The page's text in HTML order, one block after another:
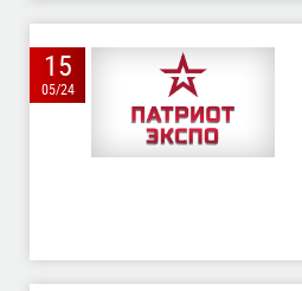
15
05/24